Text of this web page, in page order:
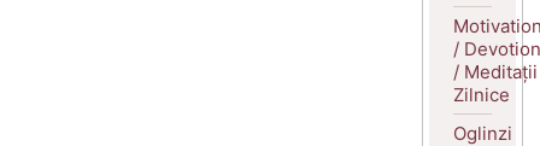
/
/ Meditații
Zilnice
Oglinzi